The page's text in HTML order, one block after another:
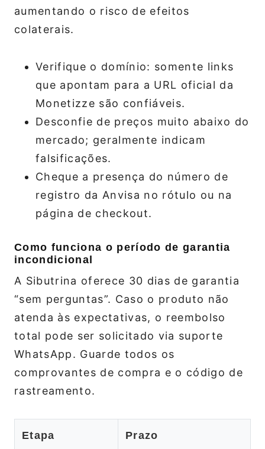
aumentando o risco de efeitos
colaterais.
Verifique o domínio: somente links
que apontam para a URL oficial da
Monetizze são confiáveis.
Desconfie de preços muito abaixo do
mercado; geralmente indicam
falsificações.
Cheque a presença do número de
registro da Anvisa no rótulo ou na
página de checkout.
Como funciona o período de garantia
incondicional
A Sibutrina oferece 30 dias de garantia
“sem perguntas”. Caso o produto não
atenda às expectativas, o reembolso
total pode ser solicitado via suporte
WhatsApp. Guarde todos os
comprovantes de compra e o código de
rastreamento.
Etapa Prazo